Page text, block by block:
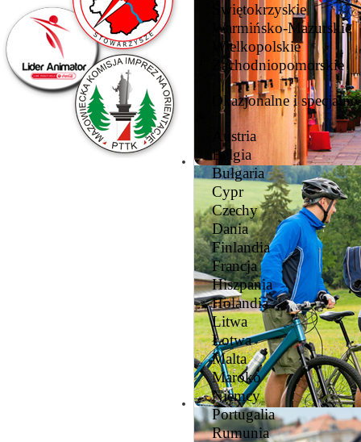
Świętokrzyskie
Warmińsko-Mazurskie
Wielkopolskie
Zachodniopomorskie
Okazjonalne i specjalne
Austria
Belgia
Bułgaria
Cypr
Czechy
Dania
Finlandia
Francja
Hiszpania
Holandia
Litwa
Łotwa
Malta
Maroko
Niemcy
Portugalia
Rumunia